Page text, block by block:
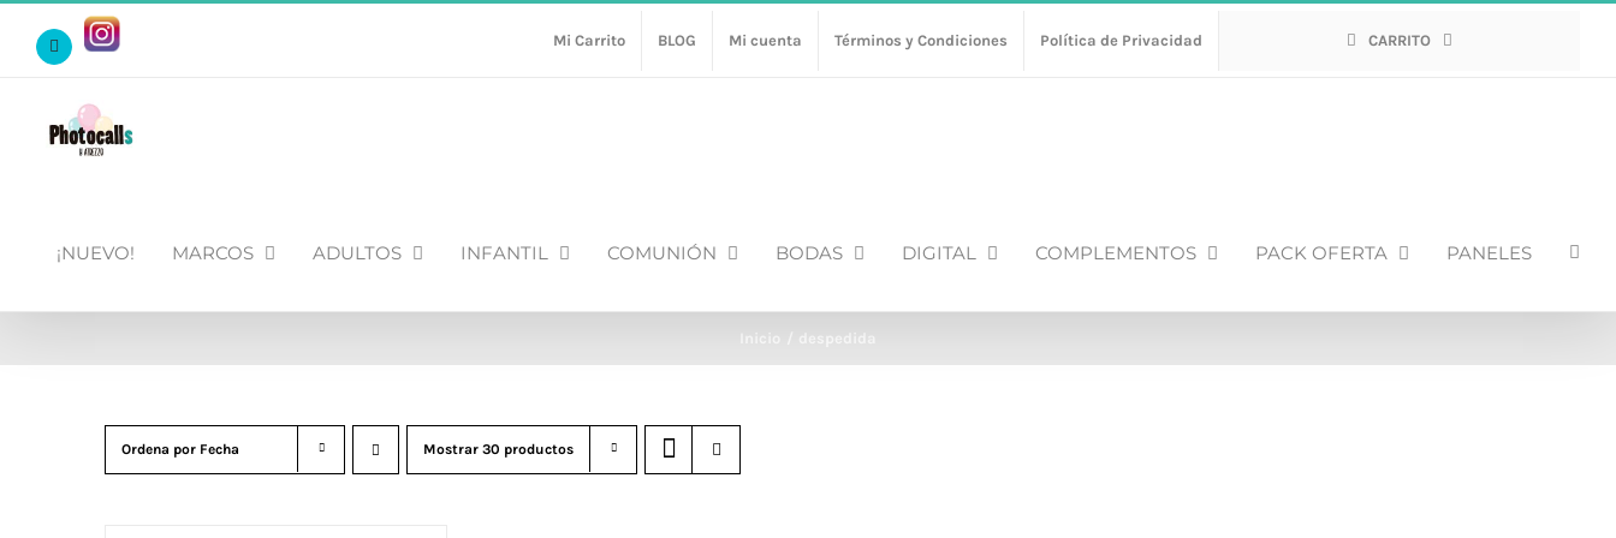
Facebook
Https://www.instagram.com/photocalls_y_atrezzo/ Mi Carrito BLOG Mi cuenta Términos y Condiciones Política de Privacidad CARRITO
¡NUEVO! MARCOS ADULTOS INFANTIL COMUNIÓN BODAS DIGITAL COMPLEMENTOS PACK OFERTA PANELES
Inicio despedida
Ordena por Fecha Mostrar 30 productos